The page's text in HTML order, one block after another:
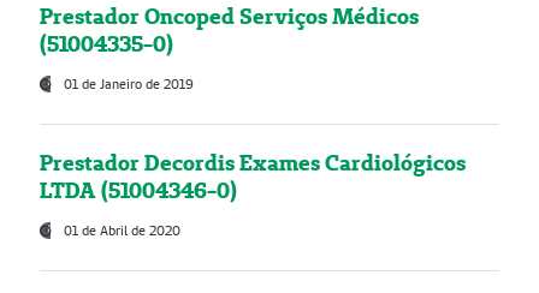
Prestador Oncoped Serviços Médicos
(51004335-0)
01 de Janeiro de 2019
Prestador Decordis Exames Cardiológicos
LTDA (51004346-0)
01 de Abril de 2020